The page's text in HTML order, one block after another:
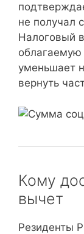
не получал
Налоговый
облагаемую
уменьшает
вернуть
Кому
вычет
Резиденты